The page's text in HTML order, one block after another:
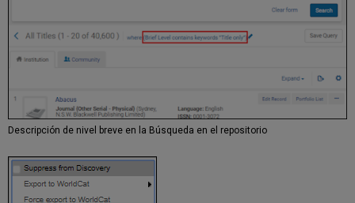
Descripción de nivel breve en la Búsqueda en el repositorio